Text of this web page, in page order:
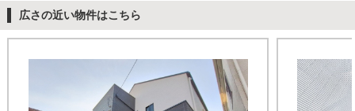
広さの近い物件はこちら